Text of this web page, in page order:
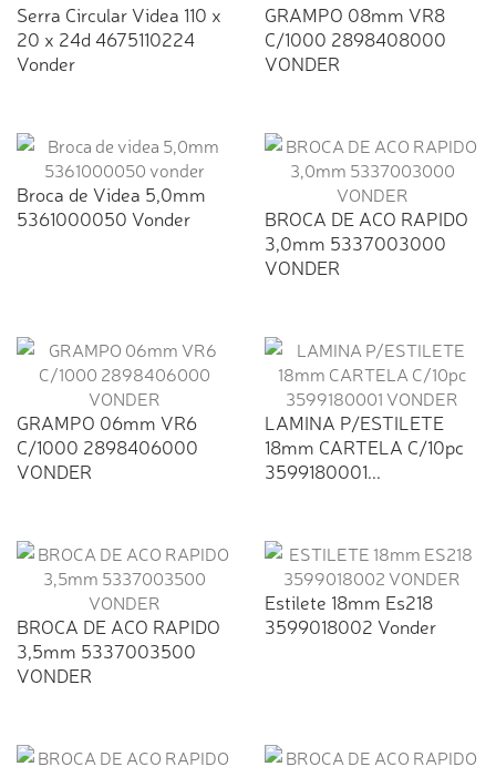
Serra Circular Videa 110 x
20 x 24d 4675110224
Vonder
GRAMPO 08mm VR8
C/1000 2898408000
VONDER
Broca de Videa 5,0mm
5361000050 Vonder
BROCA DE ACO RAPIDO
3,0mm 5337003000
VONDER
GRAMPO 06mm VR6
C/1000 2898406000
VONDER
LAMINA P/ESTILETE
18mm CARTELA C/10pc
3599180001...
BROCA DE ACO RAPIDO
3,5mm 5337003500
VONDER
Estilete 18mm Es218
3599018002 Vonder